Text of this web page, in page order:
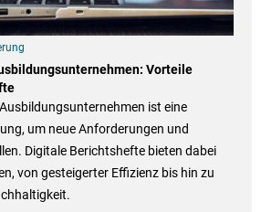
Vorteile
ist eine
um neue Anforderungen und
Digitale Berichtshefte bieten dabei
von gesteigerter Effizienz bis hin zu